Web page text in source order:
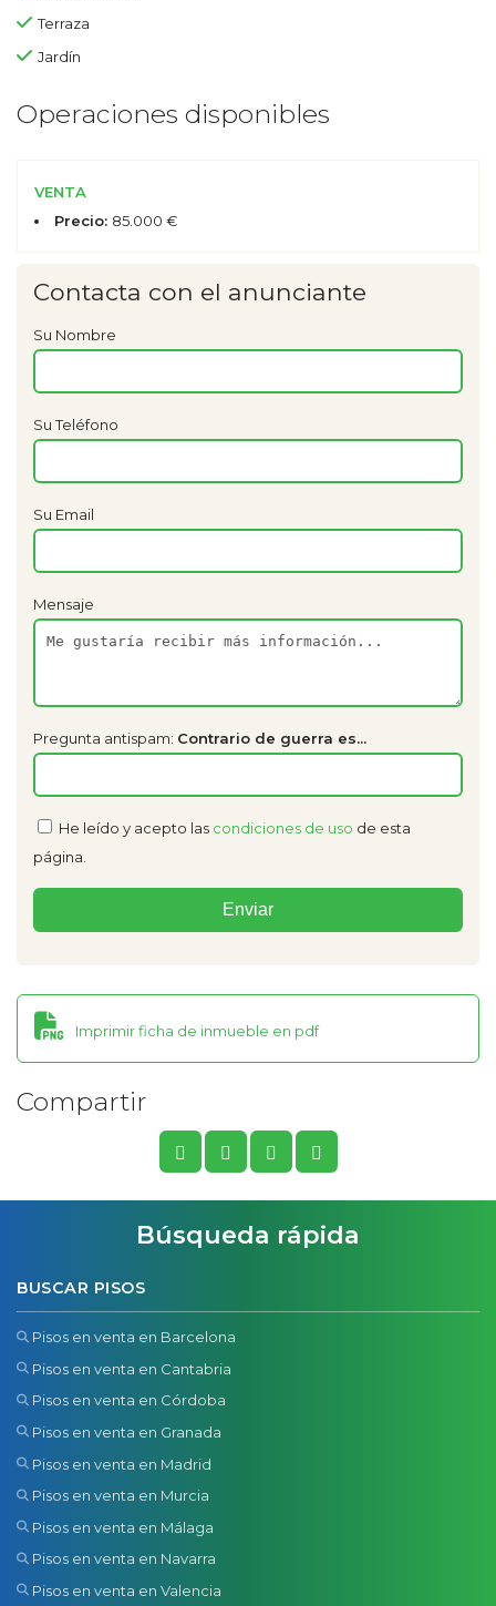
Terraza
Jardín
Operaciones disponibles
VENTA
Precio: 85.000 €
Contacta con el anunciante
Su Nombre
Su Teléfono
Su Email
Mensaje
Pregunta antispam: Contrario de guerra es...
He leído y acepto las condiciones de uso de esta
página.
Imprimir ficha de inmueble en pdf
Compartir
Búsqueda rápida
BUSCAR PISOS
Pisos en venta en Barcelona
Pisos en venta en Cantabria
Pisos en venta en Córdoba
Pisos en venta en Granada
Pisos en venta en Madrid
Pisos en venta en Murcia
Pisos en venta en Málaga
Pisos en venta en Navarra
Pisos en venta en Valencia